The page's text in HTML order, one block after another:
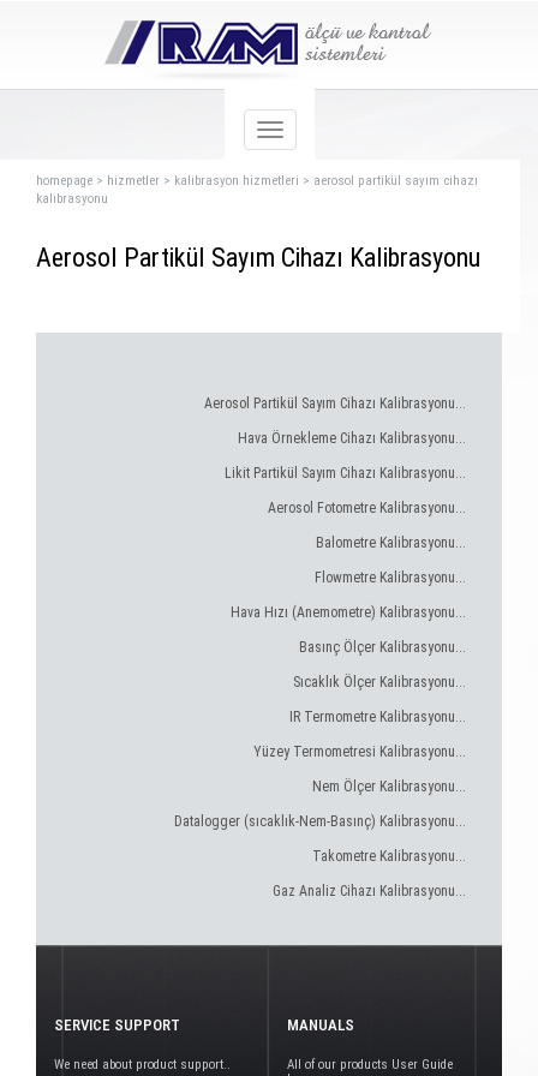
homepage > hizmetler > kalibrasyon hizmetleri > aerosol partikül sayım cihazı
kalibrasyonu
Aerosol Partikül Sayım Cihazı Kalibrasyonu
Aerosol Partikül Sayım Cihazı Kalibrasyonu...
Hava Örnekleme Cihazı Kalibrasyonu...
Likit Partikül Sayım Cihazı Kalibrasyonu...
Aerosol Fotometre Kalibrasyonu...
Balometre Kalibrasyonu...
Flowmetre Kalibrasyonu...
Hava Hızı (Anemometre) Kalibrasyonu...
Basınç Ölçer Kalibrasyonu...
Sıcaklık Ölçer Kalibrasyonu...
IR Termometre Kalibrasyonu...
Yüzey Termometresi Kalibrasyonu...
Nem Ölçer Kalibrasyonu...
Datalogger (sıcaklık-Nem-Basınç) Kalibrasyonu...
Takometre Kalibrasyonu...
Gaz Analiz Cihazı Kalibrasyonu...
SERVICE SUPPORT
We need about product support..
MANUALS
All of our products User Guide